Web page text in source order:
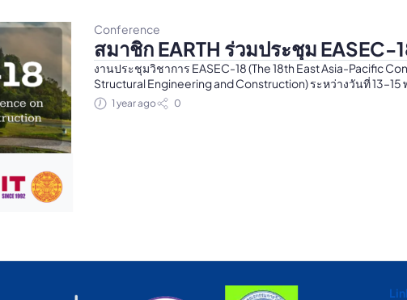
Conference
สมาชิก EARTH ร่วมประชุม EASEC-
งานประชุมวิชาการ EASEC-18 (The 18th East Asia-Pacific
Structural Engineering and Construction) ระหว่างวันที่
โรงแรมแชงกรีล่า เชียงใหม่ จัดโดย SIIT มธ. ร่วมเสริม...
1 year ago 0